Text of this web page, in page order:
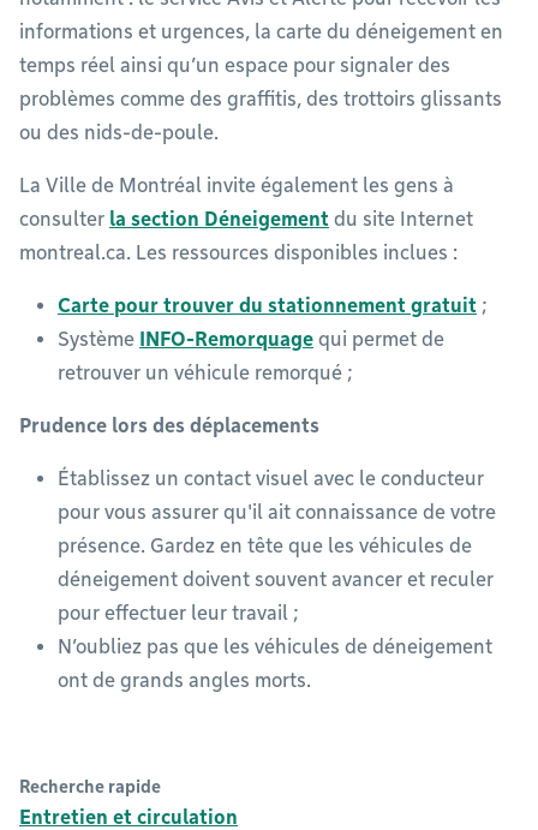
informations et urgences, la carte du déneigement en
temps réel ainsi qu’un espace pour signaler des
problèmes comme des graffitis, des trottoirs glissants
ou des nids-de-poule.
La Ville de Montréal invite également les gens à
consulter la section Déneigement du site Internet
montreal.ca. Les ressources disponibles inclues :
Carte pour trouver du stationnement gratuit ;
Système INFO-Remorquage qui permet de
retrouver un véhicule remorqué ;
Prudence lors des déplacements
Établissez un contact visuel avec le conducteur
pour vous assurer qu'il ait connaissance de votre
présence. Gardez en tête que les véhicules de
déneigement doivent souvent avancer et reculer
pour effectuer leur travail ;
N’oubliez pas que les véhicules de déneigement
ont de grands angles morts.
Recherche rapide
Entretien et circulation